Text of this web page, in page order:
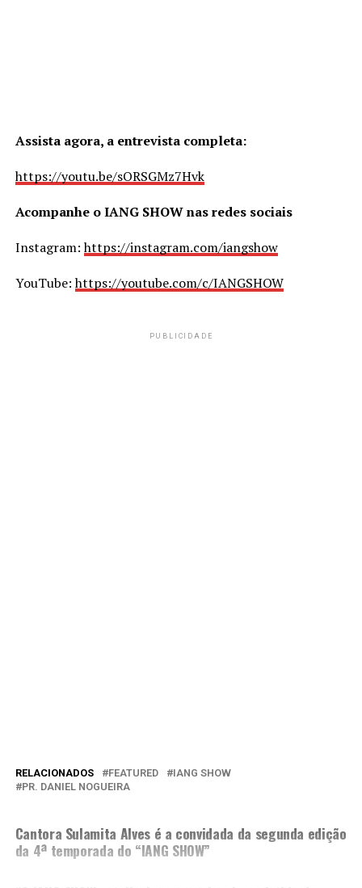
Assista agora, a entrevista completa:
https://youtu.be/sORSGMz7Hvk
Acompanhe o IANG SHOW nas redes sociais
Instagram:https://instagram.com/iangshow
YouTube:https://youtube.com/c/IANGSHOW
PUBLICIDADE
RELACIONADOS FEATURED
IANG SHOW
PR. DANIEL NOGUEIRA
Cantora Sulamita Alves é a convidada da segunda edição
da 4ª temporada do “IANG SHOW”